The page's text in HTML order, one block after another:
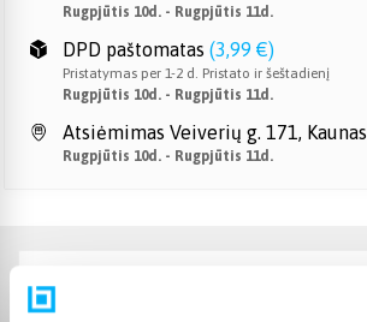
Rugpjūtis 10d. - Rugpjūtis 11d.
DPD paštomatas (3,99 €)
Pristatymas per 1-2 d. Pristato ir šeštadienį
Rugpjūtis 10d. - Rugpjūtis 11d.
Atsiėmimas Veiverių g. 171, Kaunas
Rugpjūtis 10d. - Rugpjūtis 11d.